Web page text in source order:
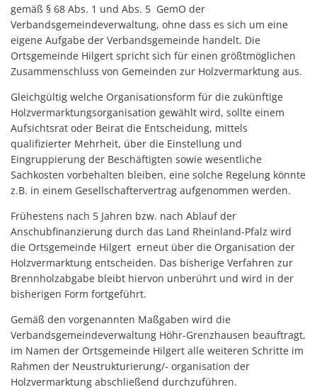
gemäß § 68 Abs. 1 und Abs. 5 GemO der
Verbandsgemeindeverwaltung, ohne dass es sich um eine
eigene Aufgabe der Verbandsgemeinde handelt. Die
Ortsgemeinde Hilgert spricht sich für einen größtmöglichen
Zusammenschluss von Gemeinden zur Holzvermarktung aus.
Gleichgültig welche Organisationsform für die zukünftige
Holzvermarktungsorganisation gewählt wird, sollte einem
Aufsichtsrat oder Beirat die Entscheidung, mittels
qualifizierter Mehrheit, über die Einstellung und
Eingruppierung der Beschäftigten sowie wesentliche
Sachkosten vorbehalten bleiben, eine solche Regelung könnte
z.B. in einem Gesellschaftervertrag aufgenommen werden.
Frühestens nach 5 Jahren bzw. nach Ablauf der
Anschubfinanzierung durch das Land Rheinland-Pfalz wird
die Ortsgemeinde Hilgert erneut über die Organisation der
Holzvermarktung entscheiden. Das bisherige Verfahren zur
Brennholzabgabe bleibt hiervon unberührt und wird in der
bisherigen Form fortgeführt.
Gemäß den vorgenannten Maßgaben wird die
Verbandsgemeindeverwaltung Höhr-Grenzhausen beauftragt,
im Namen der Ortsgemeinde Hilgert alle weiteren Schritte im
Rahmen der Neustrukturierung/- organisation der
Holzvermarktung abschließend durchzuführen.